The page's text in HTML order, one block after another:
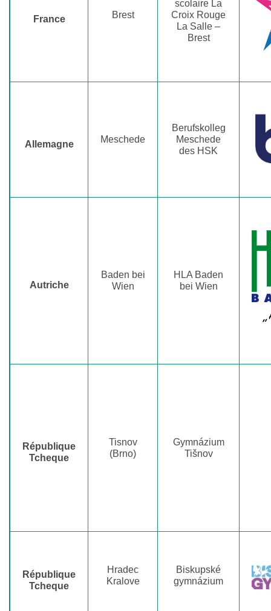
France Brest
scolaire La
Croix Rouge
La Salle –
Brest
Allemagne Meschede
Berufskolleg
Meschede
des HSK
Autriche
Baden bei
Wien
HLA Baden
bei Wien
République
Tcheque
Tisnov
(Brno)
Gymnázium
Tišnov
République
Tcheque
Hradec
Kralove
Biskupské
gymnázium